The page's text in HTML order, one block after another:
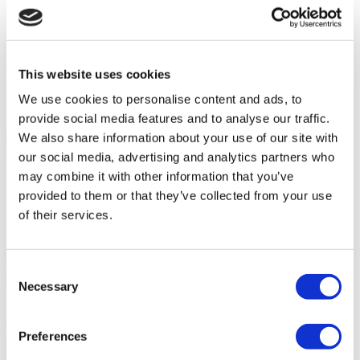
This website uses cookies
We use cookies to personalise content and ads, to
provide social media features and to analyse our traffic.
We also share information about your use of our site with
our social media, advertising and analytics partners who
may combine it with other information that you’ve
provided to them or that they’ve collected from your use
of their services.
Selection
Necessary
Preferences
Wifi gratuito
Telefono in camera
Caffetteria
TV in camera
Lavanderia
Ufficio di cambio valuta
Il tuo Preventivo Personale
Angela
Il Tuo Consulente Sanitario Personale
Consultazione online gratuita
Priorità per appuntamenti
Unisciti alla famiglia dei pazienti felici di Flymedi
Richiedi un Preventivo Gratuito
FLYMEDI TI AIUTA